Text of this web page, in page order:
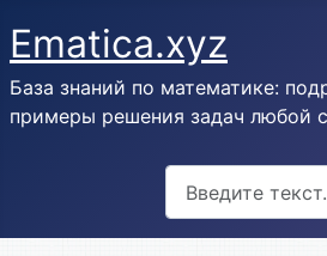
Ematica.xyz
База знаний по математике:
примеры решения задач любой